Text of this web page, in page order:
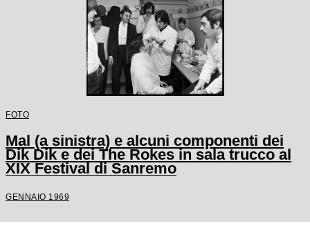
FOTO
Mal (a sinistra) e alcuni componenti dei
Dik Dik e dei The Rokes in sala trucco al
XIX Festival di Sanremo
GENNAIO 1969